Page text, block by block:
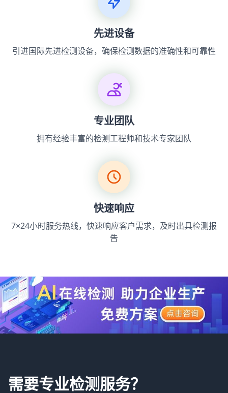
先进设备
引进国际先进检测设备，确保检测数据的准确性和可靠性
专业团队
拥有经验丰富的检测工程师和技术专家团队
快速响应
7×24小时服务热线，快速响应客户需求，及时出具检测报
告
需要专业检测服务？